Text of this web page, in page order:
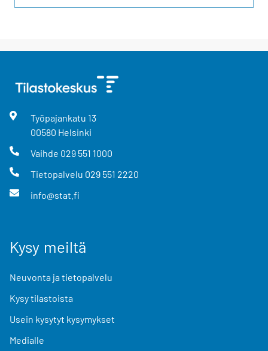
Työpajankatu 13
00580 Helsinki
Vaihde 029 551 1000
Tietopalvelu 029 551 2220
info@stat.fi
Kysy meiltä
Neuvonta ja tietopalvelu
Kysy tilastoista
Usein kysytyt kysymykset
Medialle